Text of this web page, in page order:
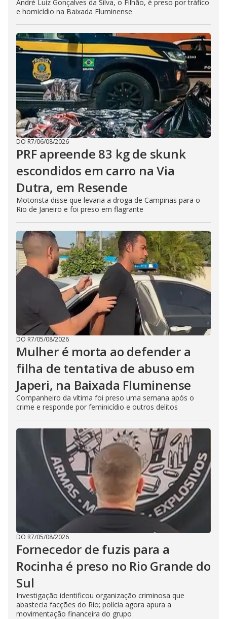
André Luiz Gonçalves da Silva, o Filhão, é preso por tráfico
e homicídio na Baixada Fluminense
DO R7/06/08/2026
PRF apreende 83 kg de skunk
escondidos em carro na Via
Dutra, em Resende
Motorista disse que levaria a droga de Campinas para o
Rio de Janeiro e foi preso em flagrante
DO R7/05/08/2026
Mulher é morta ao defender a
filha de tentativa de abuso em
Japeri, na Baixada Fluminense
Companheiro da vítima foi preso uma semana após o
crime e responde por feminicídio e outros delitos
DO R7/05/08/2026
Fornecedor de fuzis para a
Rocinha é preso no Rio Grande do
Sul
Investigação identificou organização criminosa que
abastecia facções do Rio; polícia agora apura a
movimentação financeira do grupo